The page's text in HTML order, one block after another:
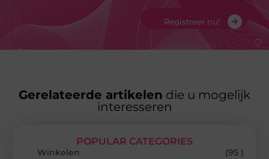
Registreer nu!
Gerelateerde artikelen die u mogelijk
interesseren
POPULAR CATEGORIES
Winkelen
(95 )